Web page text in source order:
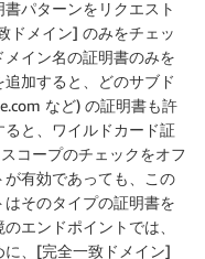
パターンをリクエスト
ドメイン] のみをチェッ
イン名の証明書のみを
追加すると、どのサブド
など) の証明書も許
ると、ワイルドカード証
コープのチェックをオフ
有効であっても、この
そのタイプの証明書を
エンドポイントでは、
に、[完全一致ドメイン]